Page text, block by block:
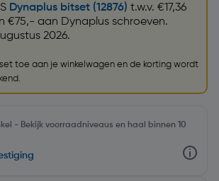
Dynaplus bitset (12876) t.w.v. €17,36
€75,- aan Dynaplus schroeven.
2026.
toe aan je winkelwagen en de korting wordt
- Bekijk voorraadniveaus en haal binnen 10